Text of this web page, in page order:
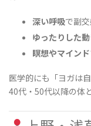
深い呼吸で副
ゆったりした動
瞑想やマイン
医学的にも「ヨガは
40代・50代以降の体